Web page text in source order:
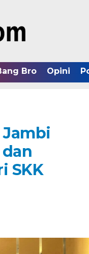
Bro Opini
Jambi
SKK